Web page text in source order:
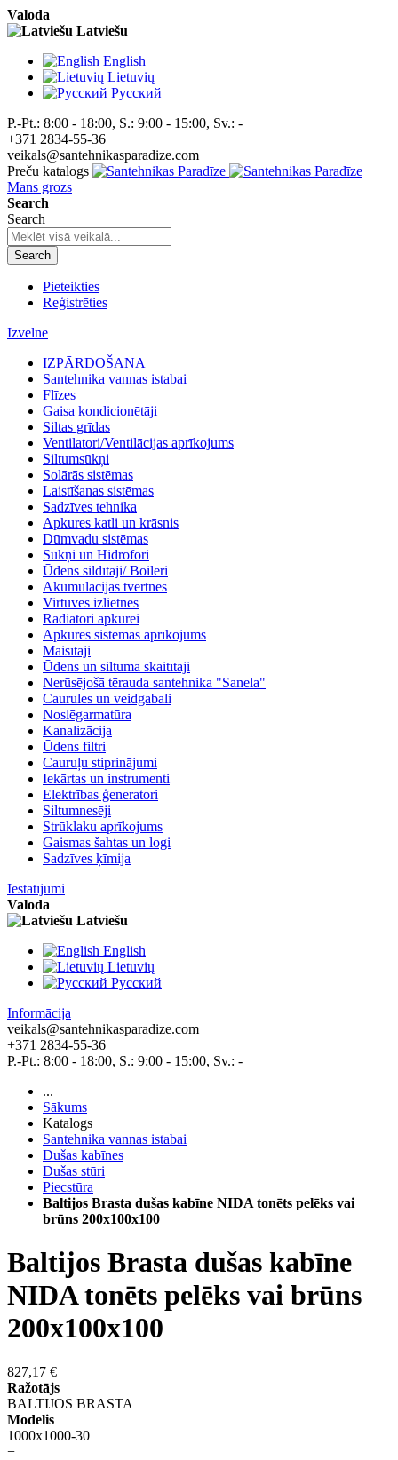
Valoda
Latviešu
English
Lietuvių
Pусский
P.-Pt.: 8:00 - 18:00, S.: 9:00 - 15:00, Sv.: -
+371 2834-55-36
veikals@santehnikasparadize.com
Preču katalogs
Mans grozs
Search
Search
Search
Pieteikties
Reģistrēties
Izvēlne
IZPĀRDOŠANA
Santehnika vannas istabai
Flīzes
Gaisa kondicionētāji
Siltas grīdas
Ventilatori/Ventilācijas aprīkojums
Siltumsūkņi
Solārās sistēmas
Laistīšanas sistēmas
Sadzīves tehnika
Apkures katli un krāsnis
Dūmvadu sistēmas
Sūkņi un Hidrofori
Ūdens sildītāji/ Boileri
Akumulācijas tvertnes
Virtuves izlietnes
Radiatori apkurei
Apkures sistēmas aprīkojums
Maisītāji
Ūdens un siltuma skaitītāji
Nerūsējošā tērauda santehnika "Sanela"
Caurules un veidgabali
Noslēgarmatūra
Kanalizācija
Ūdens filtri
Cauruļu stiprinājumi
Iekārtas un instrumenti
Elektrības ģeneratori
Siltumnesēji
Strūklaku aprīkojums
Gaismas šahtas un logi
Sadzīves ķīmija
Iestatījumi
Valoda
Latviešu
English
Lietuvių
Pусский
Informācija
veikals@santehnikasparadize.com
+371 2834-55-36
P.-Pt.: 8:00 - 18:00, S.: 9:00 - 15:00, Sv.: -
...
Sākums
Katalogs
Santehnika vannas istabai
Dušas kabīnes
Dušas stūri
Piecstūra
Baltijos Brasta dušas kabīne NIDA tonēts pelēks vai
brūns 200x100x100
Baltijos Brasta dušas kabīne
NIDA tonēts pelēks vai brūns
200x100x100
827,17 €
Ražotājs
BALTIJOS BRASTA
Modelis
1000x1000-30
−